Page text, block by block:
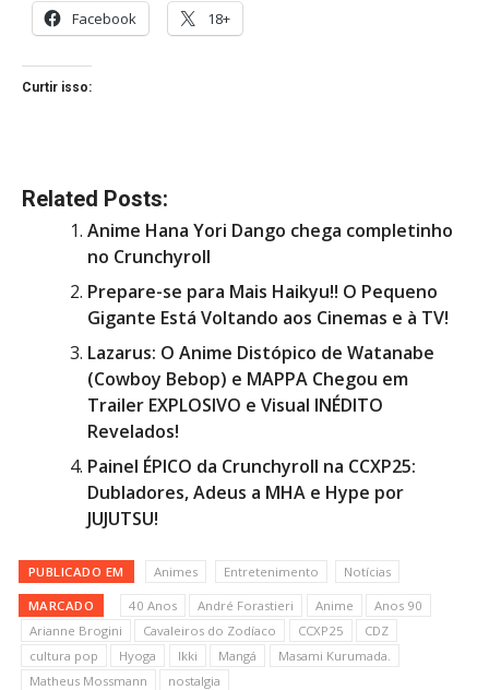
Facebook 18+
Curtir isso:
Related Posts:
Anime Hana Yori Dango chega completinho
no Crunchyroll
Prepare-se para Mais Haikyu!! O Pequeno
Gigante Está Voltando aos Cinemas e à TV!
Lazarus: O Anime Distópico de Watanabe
(Cowboy Bebop) e MAPPA Chegou em
Trailer EXPLOSIVO e Visual INÉDITO
Revelados!
Painel ÉPICO da Crunchyroll na CCXP25:
Dubladores, Adeus a MHA e Hype por
JUJUTSU!
PUBLICADO EM Animes Entretenimento Notícias
MARCADO 40 Anos André Forastieri Anime
Anos 90
Arianne Brogini
Cavaleiros do Zodíaco CCXP25
CDZ
cultura pop
Hyoga Ikki Mangá
Masami Kurumada.
Matheus Mossmann
nostalgia